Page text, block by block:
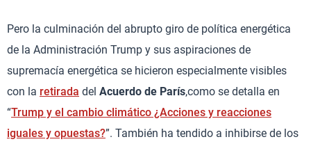
Pero la culminación del abrupto giro de política energética
de la Administración Trump y sus aspiraciones de
supremacía energética se hicieron especialmente visibles
con la retirada del Acuerdo de París,como se detalla en
“Trump y el cambio climático ¿Acciones y reacciones
iguales y opuestas?”. También ha tendido a inhibirse de los